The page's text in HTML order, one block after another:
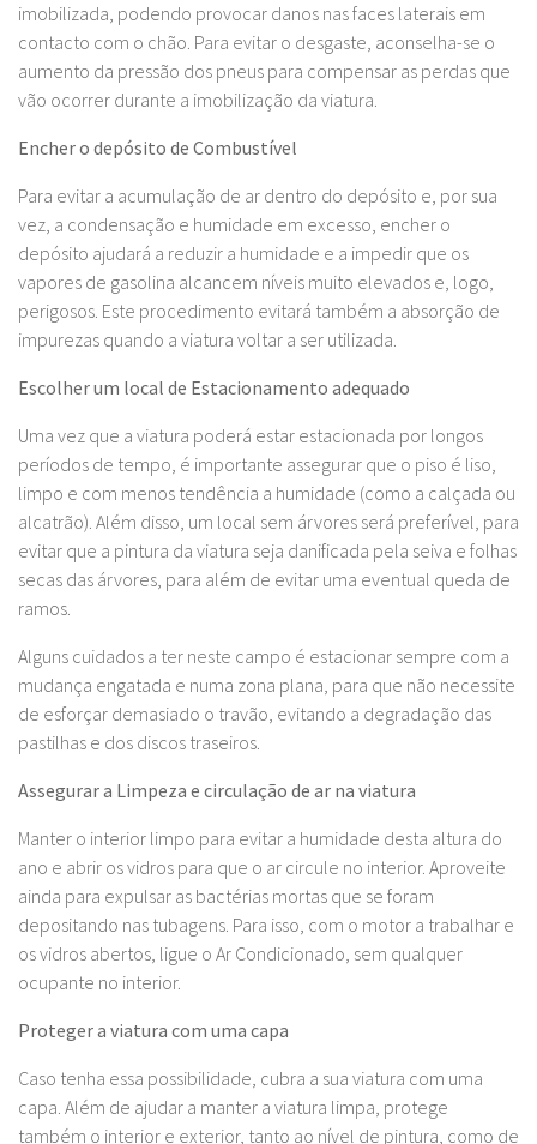
imobilizada, podendo provocar danos nas faces laterais em
contacto com o chão. Para evitar o desgaste, aconselha-se o
aumento da pressão dos pneus para compensar as perdas que
vão ocorrer durante a imobilização da viatura.
Encher o depósito de Combustível
Para evitar a acumulação de ar dentro do depósito e, por sua
vez, a condensação e humidade em excesso, encher o
depósito ajudará a reduzir a humidade e a impedir que os
vapores de gasolina alcancem níveis muito elevados e, logo,
perigosos. Este procedimento evitará também a absorção de
impurezas quando a viatura voltar a ser utilizada.
Escolher um local de Estacionamento adequado
Uma vez que a viatura poderá estar estacionada por longos
períodos de tempo, é importante assegurar que o piso é liso,
limpo e com menos tendência a humidade (como a calçada ou
alcatrão). Além disso, um local sem árvores será preferível, para
evitar que a pintura da viatura seja danificada pela seiva e folhas
secas das árvores, para além de evitar uma eventual queda de
ramos.
Alguns cuidados a ter neste campo é estacionar sempre com a
mudança engatada e numa zona plana, para que não necessite
de esforçar demasiado o travão, evitando a degradação das
pastilhas e dos discos traseiros.
Assegurar a Limpeza e circulação de ar na viatura
Manter o interior limpo para evitar a humidade desta altura do
ano e abrir os vidros para que o ar circule no interior. Aproveite
ainda para expulsar as bactérias mortas que se foram
depositando nas tubagens. Para isso, com o motor a trabalhar e
os vidros abertos, ligue o Ar Condicionado, sem qualquer
ocupante no interior.
Proteger a viatura com uma capa
Caso tenha essa possibilidade, cubra a sua viatura com uma
capa. Além de ajudar a manter a viatura limpa, protege
também o interior e exterior, tanto ao nível de pintura, como de